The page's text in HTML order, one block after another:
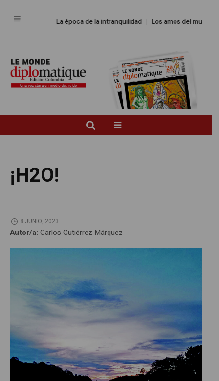
La época de la intranquilidad Los amos del mundo
¡H2O!
8 JUNIO, 2023
Autor/a: Carlos Gutiérrez Márquez